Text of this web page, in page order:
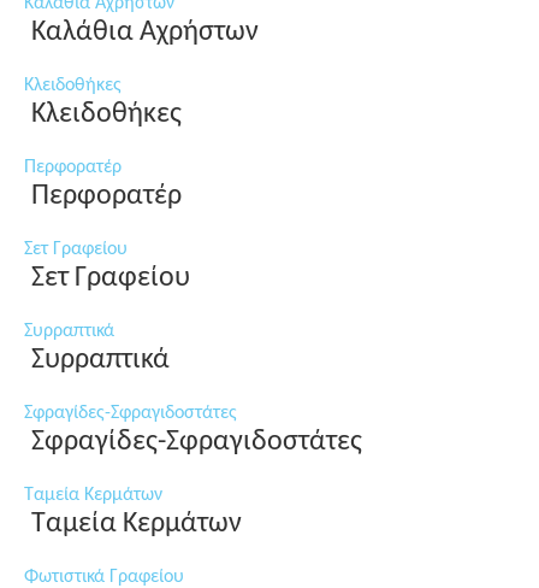
Καλάθια Αχρήστων
Καλάθια Αχρήστων
Κλειδοθήκες
Κλειδοθήκες
Περφορατέρ
Περφορατέρ
Σετ Γραφείου
Σετ Γραφείου
Συρραπτικά
Συρραπτικά
Σφραγίδες-Σφραγιδοστάτες
Σφραγίδες-Σφραγιδοστάτες
Ταμεία Κερμάτων
Ταμεία Κερμάτων
Φωτιστικά Γραφείου